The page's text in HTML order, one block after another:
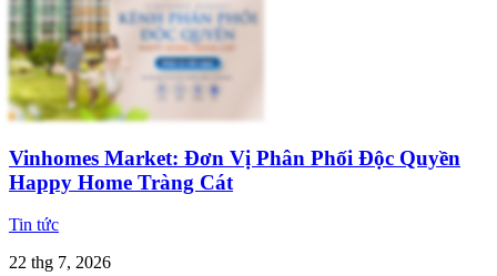
Vinhomes Market: Đơn Vị Phân Phối Độc Quyền
Happy Home Tràng Cát
Tin tức
22 thg 7, 2026